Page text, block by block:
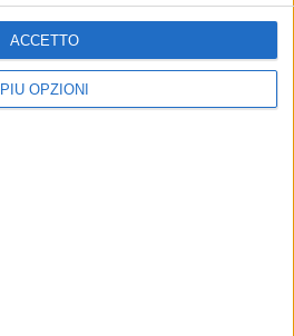
PIÙ OPZIONI
ACCETTO